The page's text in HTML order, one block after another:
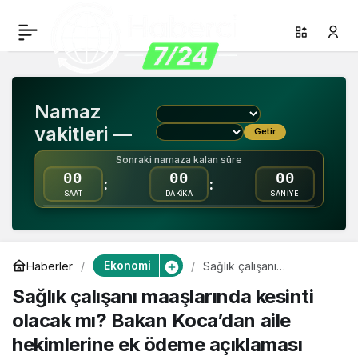
Namaz
vakitleri —
Getir
Sonraki namaza kalan süre
00
SAAT
: 00
DAKİKA
: 00
SANİYE
Haberler Ekonomi
Sağlık çalışanı
olacak mı? Bakan
Koca’dan aile hekimlerine
ek ödeme açıklaması
Sağlık çalışanı maaşlarında kesinti
olacak mı? Bakan Koca’dan aile
hekimlerine ek ödeme açıklaması
Sağlık çalışanı
olacak mı? Bakan
Koca’dan aile
hekimlerine ek ödeme
Paylaş